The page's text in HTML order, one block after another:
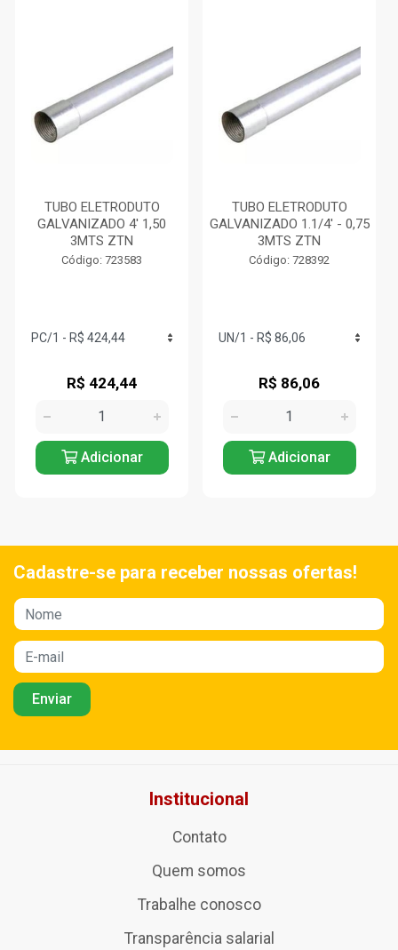
TUBO ELETRODUTO
GALVANIZADO 4' 1,50
3MTS ZTN
Código: 723583
R$ 424,44
Adicionar
TUBO ELETRODUTO
GALVANIZADO 1.1/4' - 0,75
3MTS ZTN
Código: 728392
R$ 86,06
Adicionar
Cadastre-se para receber nossas ofertas!
Institucional
Contato
Quem somos
Trabalhe conosco
Transparência salarial